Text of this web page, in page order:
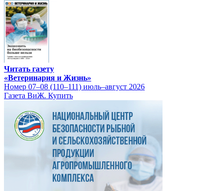
Читать газету
«Ветеринария и Жизнь»
Номер 07–08 (110–111) июль–август 2026
Газета ВиЖ. Купить